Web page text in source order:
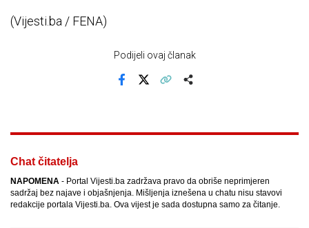
(Vijesti.ba / FENA)
Podijeli ovaj članak
Chat čitatelja
NAPOMENA - Portal Vijesti.ba zadržava pravo da obriše neprimjeren
sadržaj bez najave i objašnjenja. Mišljenja iznešena u chatu nisu stavovi
redakcije portala Vijesti.ba. Ova vijest je sada dostupna samo za čitanje.